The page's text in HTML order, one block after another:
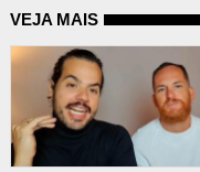
VEJA MAIS